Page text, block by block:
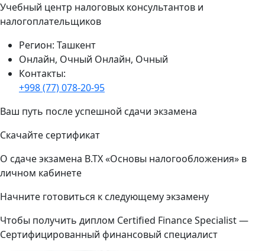
Учебный центр налоговых консультантов и
налогоплательщиков
Регион: Ташкент
Онлайн, Очный Онлайн, Очный
Контакты:
+998 (77) 078-20-95
Ваш путь после успешной сдачи экзамена
Скачайте сертификат
О сдаче экзамена B.TX «Основы налогообложения» в
личном кабинете
Начните готовиться к следующему экзамену
Чтобы получить диплом Certified Finance Specialist —
Сертифицированный финансовый специалист